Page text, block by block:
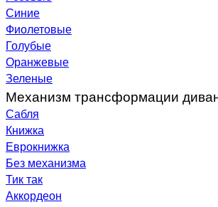
Синие
Фиолетовые
Голубые
Оранжевые
Зеленые
Механизм трансформации
Сабля
Книжка
Еврокнижка
Без механизма
Тик так
Аккордеон